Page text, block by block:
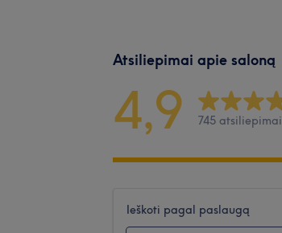
Atsiliepimai apie saloną
4,9 745 atsiliepimai
Ieškoti pagal paslaugą